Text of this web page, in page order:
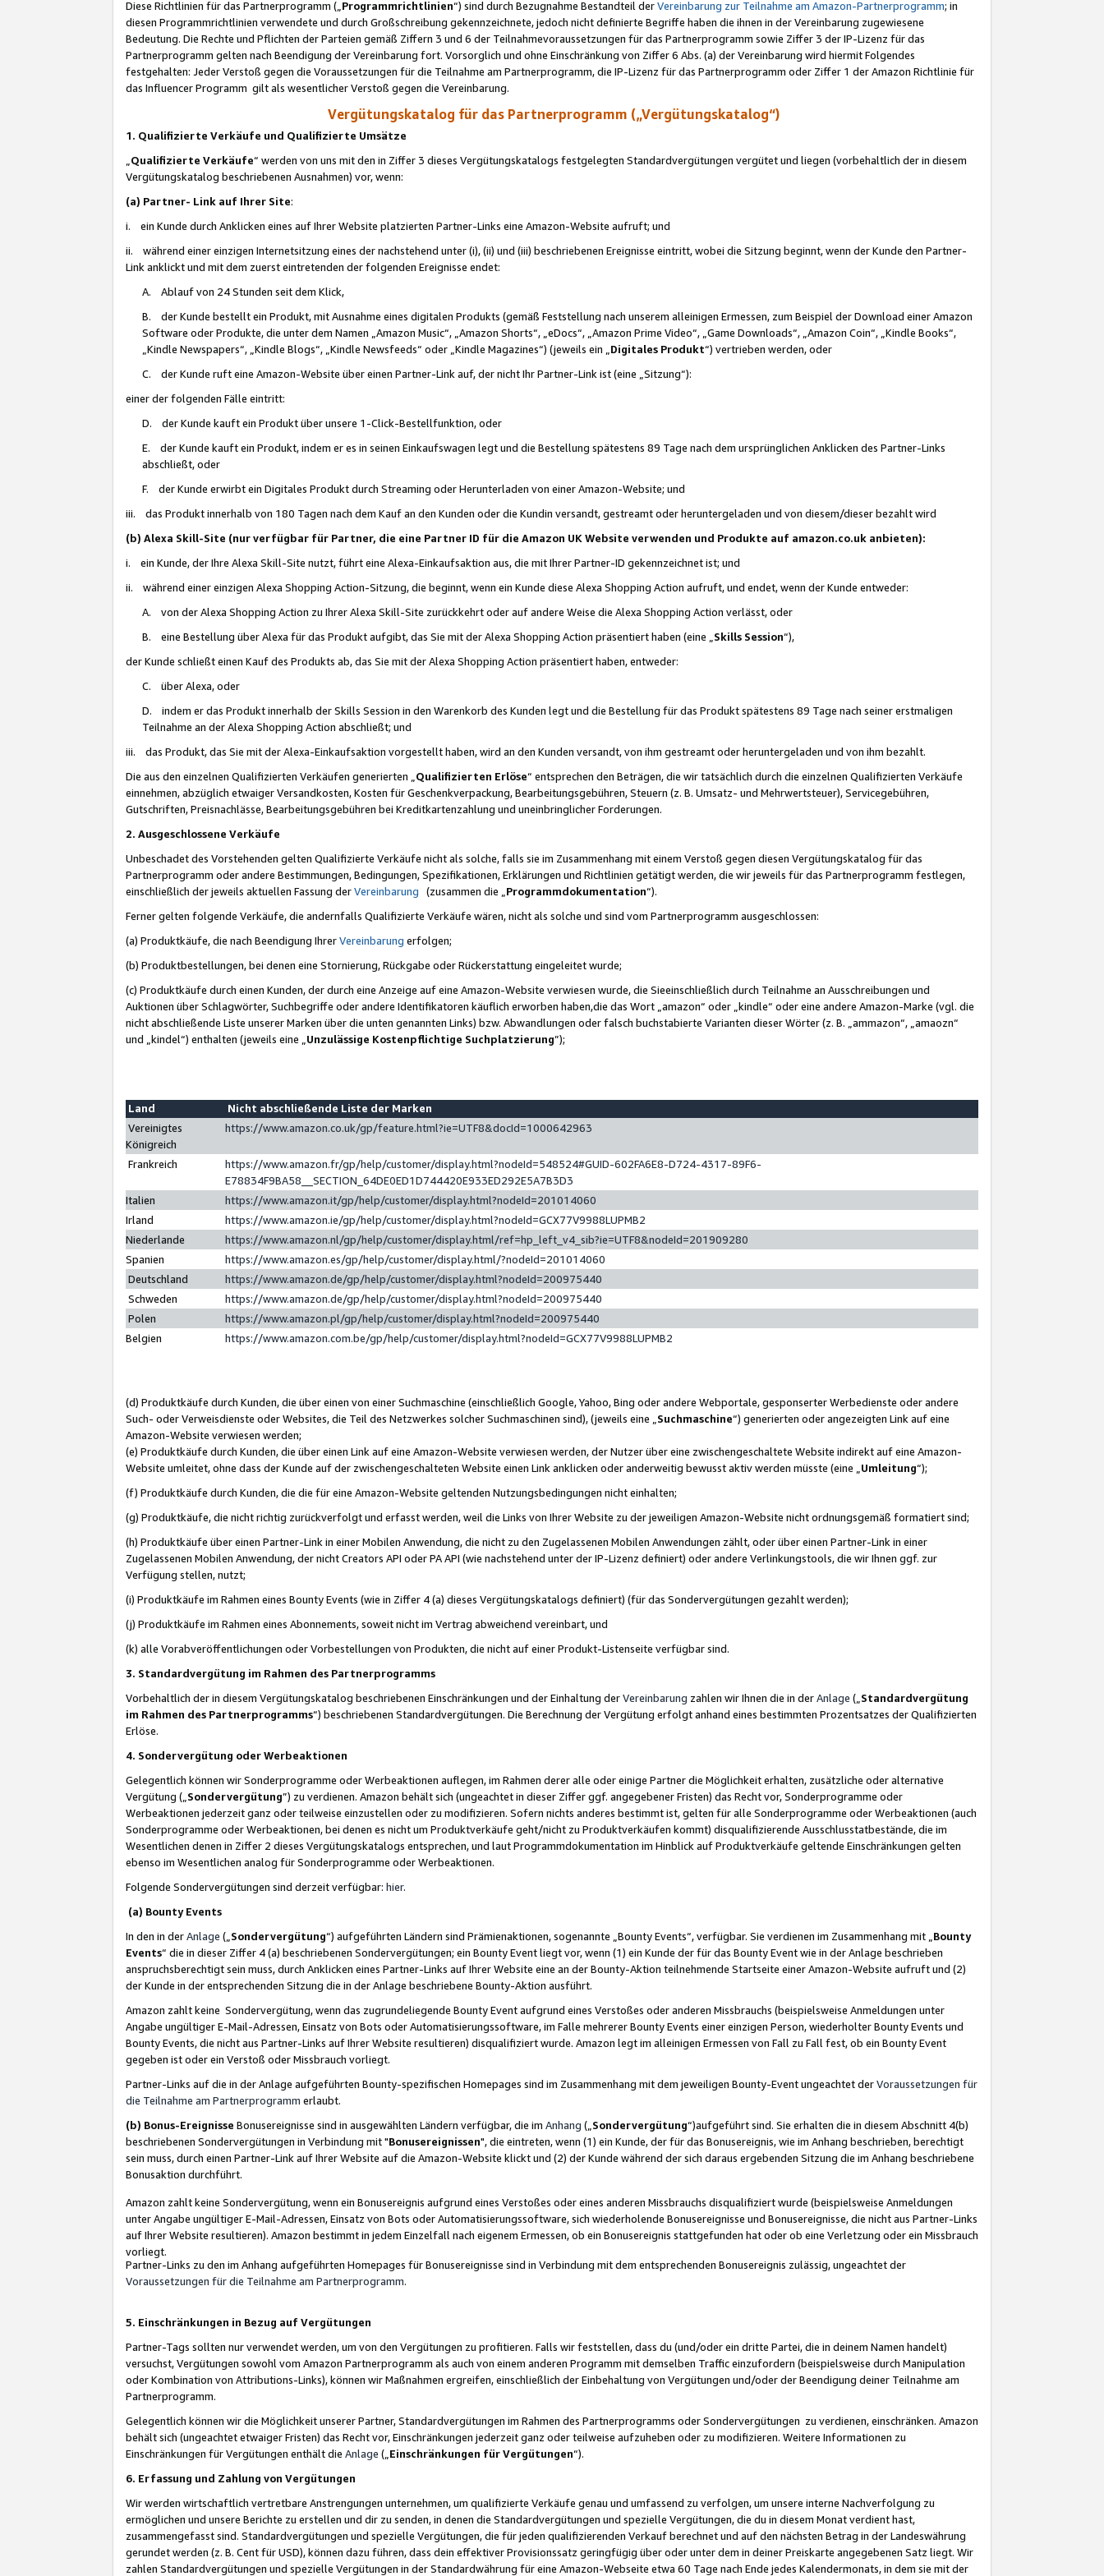
Diese Richtlinien für das Partnerprogramm („Programmrichtlinien“) sind durch Bezugnahme Bestandteil derVereinbarung zur Teilnahme am Amazon-Partnerprogramm; in
diesen Programmrichtlinien verwendete und durch Großschreibung gekennzeichnete, jedoch nicht definierte Begriffe haben die ihnen in der Vereinbarung zugewiesene
Bedeutung. Die Rechte und Pflichten der Parteien gemäß Ziffern 3 und 6 der Teilnahmevoraussetzungen für das Partnerprogramm sowie Ziffer 3 der IP-Lizenz für das
Partnerprogramm gelten nach Beendigung der Vereinbarung fort. Vorsorglich und ohne Einschränkung von Ziffer 6 Abs. (a) der Vereinbarung wird hiermit Folgendes
festgehalten: Jeder Verstoß gegen die Voraussetzungen für die Teilnahme am Partnerprogramm, die IP-Lizenz für das Partnerprogramm oder Ziffer 1 der Amazon Richtlinie für
das Influencer Programm gilt als wesentlicher Verstoß gegen die Vereinbarung.
Vergütungskatalog für das Partnerprogramm („Vergütungskatalog“)
1. Qualifizierte Verkäufe und Qualifizierte Umsätze
Qualifizierte Verkäufe“ werden von uns mit den in Ziffer 3 dieses Vergütungskatalogs festgelegten Standardvergütungen vergütet und liegen (vorbehaltlich der in diesem
Vergütungskatalog beschriebenen Ausnahmen) vor, wenn:
(a) Partner- Link auf Ihrer Site:
i. ein Kunde durch Anklicken eines auf Ihrer Website platzierten Partner-Links eine Amazon-Website aufruft; und
ii. während einer einzigen Internetsitzung eines der nachstehend unter (i), (ii) und (iii) beschriebenen Ereignisse eintritt, wobei die Sitzung beginnt, wenn der Kunde den Partner-
Link anklickt und mit dem zuerst eintretenden der folgenden Ereignisse endet:
A. Ablauf von 24 Stunden seit dem Klick,
B. der Kunde bestellt ein Produkt, mit Ausnahme eines digitalen Produkts (gemäß Feststellung nach unserem alleinigen Ermessen, zum Beispiel der Download einer Amazon
Software oder Produkte, die unter dem Namen „Amazon Music“, „Amazon Shorts“, „eDocs“, „Amazon Prime Video“, „Game Downloads“, „Amazon Coin“, „Kindle Books“,
„Kindle Newspapers“, „Kindle Blogs“, „Kindle Newsfeeds“ oder „Kindle Magazines“) (jeweils ein „ Digitales Produkt“) vertrieben werden, oder
C. der Kunde ruft eine Amazon-Website über einen Partner-Link auf, der nicht Ihr Partner-Link ist (eine „Sitzung“):
einer der folgenden Fälle eintritt:
D. der Kunde kauft ein Produkt über unsere 1-Click-Bestellfunktion, oder
E. der Kunde kauft ein Produkt, indem er es in seinen Einkaufswagen legt und die Bestellung spätestens 89 Tage nach dem ursprünglichen Anklicken des Partner-Links
abschließt, oder
F. der Kunde erwirbt ein Digitales Produkt durch Streaming oder Herunterladen von einer Amazon-Website; und
iii. das Produkt innerhalb von 180 Tagen nach dem Kauf an den Kunden oder die Kundin versandt, gestreamt oder heruntergeladen und von diesem/dieser bezahlt wird
(b) Alexa Skill-Site (nur verfügbar für Partner, die eine Partner ID für die Amazon UK Website verwenden und Produkte auf amazon.co.uk anbieten):
i. ein Kunde, der Ihre Alexa Skill-Site nutzt, führt eine Alexa-Einkaufsaktion aus, die mit Ihrer Partner-ID gekennzeichnet ist; und
ii. während einer einzigen Alexa Shopping Action-Sitzung, die beginnt, wenn ein Kunde diese Alexa Shopping Action aufruft, und endet, wenn der Kunde entweder:
A. von der Alexa Shopping Action zu Ihrer Alexa Skill-Site zurückkehrt oder auf andere Weise die Alexa Shopping Action verlässt, oder
B. eine Bestellung über Alexa für das Produkt aufgibt, das Sie mit der Alexa Shopping Action präsentiert haben (eine „ Skills Session“),
der Kunde schließt einen Kauf des Produkts ab, das Sie mit der Alexa Shopping Action präsentiert haben, entweder:
C. über Alexa, oder
D. indem er das Produkt innerhalb der Skills Session in den Warenkorb des Kunden legt und die Bestellung für das Produkt spätestens 89 Tage nach seiner erstmaligen
Teilnahme an der Alexa Shopping Action abschließt; und
iii. das Produkt, das Sie mit der Alexa-Einkaufsaktion vorgestellt haben, wird an den Kunden versandt, von ihm gestreamt oder heruntergeladen und von ihm bezahlt.
Die aus den einzelnen Qualifizierten Verkäufen generierten „ Qualifizierten Erlöse“ entsprechen den Beträgen, die wir tatsächlich durch die einzelnen Qualifizierten Verkäufe
einnehmen, abzüglich etwaiger Versandkosten, Kosten für Geschenkverpackung, Bearbeitungsgebühren, Steuern (z. B. Umsatz- und Mehrwertsteuer), Servicegebühren,
Gutschriften, Preisnachlässe, Bearbeitungsgebühren bei Kreditkartenzahlung und uneinbringlicher Forderungen.
2. Ausgeschlossene Verkäufe
Unbeschadet des Vorstehenden gelten Qualifizierte Verkäufe nicht als solche, falls sie im Zusammenhang mit einem Verstoß gegen diesen Vergütungskatalog für das
Partnerprogramm oder andere Bestimmungen, Bedingungen, Spezifikationen, Erklärungen und Richtlinien getätigt werden, die wir jeweils für das Partnerprogramm festlegen,
einschließlich der jeweils aktuellen Fassung derVereinbarung (zusammen die „ Programmdokumentation“).
Ferner gelten folgende Verkäufe, die andernfalls Qualifizierte Verkäufe wären, nicht als solche und sind vom Partnerprogramm ausgeschlossen:
(a) Produktkäufe, die nach Beendigung IhrerVereinbarung erfolgen;
(b) Produktbestellungen, bei denen eine Stornierung, Rückgabe oder Rückerstattung eingeleitet wurde;
(c) Produktkäufe durch einen Kunden, der durch eine Anzeige auf eine Amazon-Website verwiesen wurde, die Sieeinschließlich durch Teilnahme an Ausschreibungen und
Auktionen über Schlagwörter, Suchbegriffe oder andere Identifikatoren käuflich erworben haben,die das Wort „amazon“ oder „kindle“ oder eine andere Amazon-Marke (vgl. die
nicht abschließende Liste unserer Marken über die unten genannten Links) bzw. Abwandlungen oder falsch buchstabierte Varianten dieser Wörter (z. B. „ammazon“, „amaozn“
und „kindel“) enthalten (jeweils eine „ Unzulässige Kostenpflichtige Suchplatzierung”);
Land
Nicht abschließende Liste der Marken
Vereinigtes
Königreich
https://www.amazon.co.uk/gp/feature.html?ie=UTF8&docId=1000642963
Frankreich
https://www.amazon.fr/gp/help/customer/display.html?nodeId=548524#GUID-602FA6E8-D724-4317-89F6-
E78834F9BA58__SECTION_64DE0ED1D744420E933ED292E5A7B3D3
Italien
https://www.amazon.it/gp/help/customer/display.html?nodeId=201014060
Irland
https://www.amazon.ie/gp/help/customer/display.html?nodeId=GCX77V9988LUPMB2
Niederlande
https://www.amazon.nl/gp/help/customer/display.html/ref=hp_left_v4_sib?ie=UTF8&nodeId=201909280
Spanien
https://www.amazon.es/gp/help/customer/display.html/?nodeId=201014060
Deutschland
https://www.amazon.de/gp/help/customer/display.html?nodeId=200975440
Schweden
https://www.amazon.de/gp/help/customer/display.html?nodeId=200975440
Polen
https://www.amazon.pl/gp/help/customer/display.html?nodeId=200975440
Belgien
https://www.amazon.com.be/gp/help/customer/display.html?nodeId=GCX77V9988LUPMB2
(d) Produktkäufe durch Kunden, die über einen von einer Suchmaschine (einschließlich Google, Yahoo, Bing oder andere Webportale, gesponserter Werbedienste oder andere
Such- oder Verweisdienste oder Websites, die Teil des Netzwerkes solcher Suchmaschinen sind), (jeweils eine „ Suchmaschine“) generierten oder angezeigten Link auf eine
Amazon-Website verwiesen werden;
(e) Produktkäufe durch Kunden, die über einen Link auf eine Amazon-Website verwiesen werden, der Nutzer über eine zwischengeschaltete Website indirekt auf eine Amazon-
Website umleitet, ohne dass der Kunde auf der zwischengeschalteten Website einen Link anklicken oder anderweitig bewusst aktiv werden müsste (eine „ Umleitung“);
(f) Produktkäufe durch Kunden, die die für eine Amazon-Website geltenden Nutzungsbedingungen nicht einhalten;
(g) Produktkäufe, die nicht richtig zurückverfolgt und erfasst werden, weil die Links von Ihrer Website zu der jeweiligen Amazon-Website nicht ordnungsgemäß formatiert sind;
(h) Produktkäufe über einen Partner-Link in einer Mobilen Anwendung, die nicht zu den Zugelassenen Mobilen Anwendungen zählt, oder über einen Partner-Link in einer
Zugelassenen Mobilen Anwendung, der nicht Creators API oder PA API (wie nachstehend unter der IP-Lizenz definiert) oder andere Verlinkungstools, die wir Ihnen ggf. zur
Verfügung stellen, nutzt;
(i) Produktkäufe im Rahmen eines Bounty Events (wie in Ziffer 4 (a) dieses Vergütungskatalogs definiert) (für das Sondervergütungen gezahlt werden);
(j) Produktkäufe im Rahmen eines Abonnements, soweit nicht im Vertrag abweichend vereinbart, und
(k) alle Vorabveröffentlichungen oder Vorbestellungen von Produkten, die nicht auf einer Produkt-Listenseite verfügbar sind.
3. Standardvergütung im Rahmen des Partnerprogramms
Vorbehaltlich der in diesem Vergütungskatalog beschriebenen Einschränkungen und der Einhaltung derVereinbarung zahlen wir Ihnen die in derAnlage („ Standardvergütung
im Rahmen des Partnerprogramms“) beschriebenen Standardvergütungen. Die Berechnung der Vergütung erfolgt anhand eines bestimmten Prozentsatzes der Qualifizierten
Erlöse.
4. Sondervergütung oder Werbeaktionen
Gelegentlich können wir Sonderprogramme oder Werbeaktionen auflegen, im Rahmen derer alle oder einige Partner die Möglichkeit erhalten, zusätzliche oder alternative
Vergütung („ Sondervergütung”) zu verdienen. Amazon behält sich (ungeachtet in dieser Ziffer ggf. angegebener Fristen) das Recht vor, Sonderprogramme oder
Werbeaktionen jederzeit ganz oder teilweise einzustellen oder zu modifizieren. Sofern nichts anderes bestimmt ist, gelten für alle Sonderprogramme oder Werbeaktionen (auch
Sonderprogramme oder Werbeaktionen, bei denen es nicht um Produktverkäufe geht/nicht zu Produktverkäufen kommt) disqualifizierende Ausschlusstatbestände, die im
Wesentlichen denen in Ziffer 2 dieses Vergütungskatalogs entsprechen, und laut Programmdokumentation im Hinblick auf Produktverkäufe geltende Einschränkungen gelten
ebenso im Wesentlichen analog für Sonderprogramme oder Werbeaktionen.
Folgende Sondervergütungen sind derzeit verfügbar: hier.
(a) Bounty Events
In den in derAnlage („ Sondervergütung“) aufgeführten Ländern sind Prämienaktionen, sogenannte „Bounty Events“, verfügbar. Sie verdienen im Zusammenhang mit „ Bounty
Events“ die in dieser Ziffer 4 (a) beschriebenen Sondervergütungen; ein Bounty Event liegt vor, wenn (1) ein Kunde der für das Bounty Event wie in der Anlage beschrieben
anspruchsberechtigt sein muss, durch Anklicken eines Partner-Links auf Ihrer Website eine an der Bounty-Aktion teilnehmende Startseite einer Amazon-Website aufruft und (2)
der Kunde in der entsprechenden Sitzung die in der Anlage beschriebene Bounty-Aktion ausführt.
Amazon zahlt keine Sondervergütung, wenn das zugrundeliegende Bounty Event aufgrund eines Verstoßes oder anderen Missbrauchs (beispielsweise Anmeldungen unter
Angabe ungültiger E-Mail-Adressen, Einsatz von Bots oder Automatisierungssoftware, im Falle mehrerer Bounty Events einer einzigen Person, wiederholter Bounty Events und
Bounty Events, die nicht aus Partner-Links auf Ihrer Website resultieren) disqualifiziert wurde. Amazon legt im alleinigen Ermessen von Fall zu Fall fest, ob ein Bounty Event
gegeben ist oder ein Verstoß oder Missbrauch vorliegt.
Partner-Links auf die in der Anlage aufgeführten Bounty-spezifischen Homepages sind im Zusammenhang mit dem jeweiligen Bounty-Event ungeachtet derVoraussetzungen für
die Teilnahme am Partnerprogramm erlaubt.
(b) Bonus-Ereignisse Bonusereignisse sind in ausgewählten Ländern verfügbar, die im Anhang („ Sondervergütung“)aufgeführt sind. Sie erhalten die in diesem Abschnitt 4(b)
beschriebenen Sondervergütungen in Verbindung mit "Bonusereignissen", die eintreten, wenn (1) ein Kunde, der für das Bonusereignis, wie im Anhang beschrieben, berechtigt
sein muss, durch einen Partner-Link auf Ihrer Website auf die Amazon-Website klickt und (2) der Kunde während der sich daraus ergebenden Sitzung die im Anhang beschriebene
Bonusaktion durchführt.
Amazon zahlt keine Sondervergütung, wenn ein Bonusereignis aufgrund eines Verstoßes oder eines anderen Missbrauchs disqualifiziert wurde (beispielsweise Anmeldungen
unter Angabe ungültiger E-Mail-Adressen, Einsatz von Bots oder Automatisierungssoftware, sich wiederholende Bonusereignisse und Bonusereignisse, die nicht aus Partner-Links
auf Ihrer Website resultieren). Amazon bestimmt in jedem Einzelfall nach eigenem Ermessen, ob ein Bonusereignis stattgefunden hat oder ob eine Verletzung oder ein Missbrauch
vorliegt.
Partner-Links zu den im Anhang aufgeführten Homepages für Bonusereignisse sind in Verbindung mit dem entsprechenden Bonusereignis zulässig, ungeachtet der
Voraussetzungen für die Teilnahme am Partnerprogramm.
5. Einschränkungen in Bezug auf Vergütungen
Partner-Tags sollten nur verwendet werden, um von den Vergütungen zu profitieren. Falls wir feststellen, dass du (und/oder ein dritte Partei, die in deinem Namen handelt)
versuchst, Vergütungen sowohl vom Amazon Partnerprogramm als auch von einem anderen Programm mit demselben Traffic einzufordern (beispielsweise durch Manipulation
oder Kombination von Attributions-Links), können wir Maßnahmen ergreifen, einschließlich der Einbehaltung von Vergütungen und/oder der Beendigung deiner Teilnahme am
Partnerprogramm.
Gelegentlich können wir die Möglichkeit unserer Partner, Standardvergütungen im Rahmen des Partnerprogramms oder Sondervergütungen zu verdienen, einschränken. Amazon
behält sich (ungeachtet etwaiger Fristen) das Recht vor, Einschränkungen jederzeit ganz oder teilweise aufzuheben oder zu modifizieren. Weitere Informationen zu
Einschränkungen für Vergütungen enthält die Anlage („ Einschränkungen für Vergütungen“).
6. Erfassung und Zahlung von Vergütungen
Wir werden wirtschaftlich vertretbare Anstrengungen unternehmen, um qualifizierte Verkäufe genau und umfassend zu verfolgen, um unsere interne Nachverfolgung zu
ermöglichen und unsere Berichte zu erstellen und dir zu senden, in denen die Standardvergütungen und spezielle Vergütungen, die du in diesem Monat verdient hast,
zusammengefasst sind. Standardvergütungen und spezielle Vergütungen, die für jeden qualifizierenden Verkauf berechnet und auf den nächsten Betrag in der Landeswährung
gerundet werden (z. B. Cent für USD), können dazu führen, dass dein effektiver Provisionssatz geringfügig über oder unter dem in deiner Preiskarte angegebenen Satz liegt. Wir
zahlen Standardvergütungen und spezielle Vergütungen in der Standardwährung für eine Amazon-Webseite etwa 60 Tage nach Ende jedes Kalendermonats, in dem sie mit der